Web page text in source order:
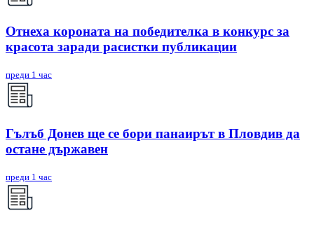
Отнеха короната на победителка в конкурс за
красота заради расистки публикации
преди 1 час
Гълъб Донев ще се бори панаирът в Пловдив да
остане държавен
преди 1 час